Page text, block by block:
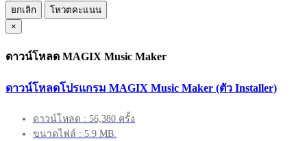
ยกเลิก
โหวตคะแนน
×
ดาวน์โหลด MAGIX Music Maker
ดาวน์โหลดโปรแกรม MAGIX Music Maker (ตัว Installer)
ดาวน์โหลด : 56,380 ครั้ง
ขนาดไฟล์ : 5.9 MB.